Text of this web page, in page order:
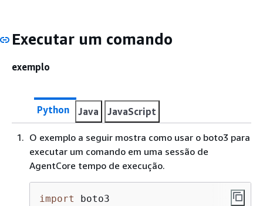
Executar um comando
exemplo
Python Java JavaScript
O exemplo a seguir mostra como usar o boto3 para
executar um comando em uma sessão de
AgentCore tempo de execução.
import